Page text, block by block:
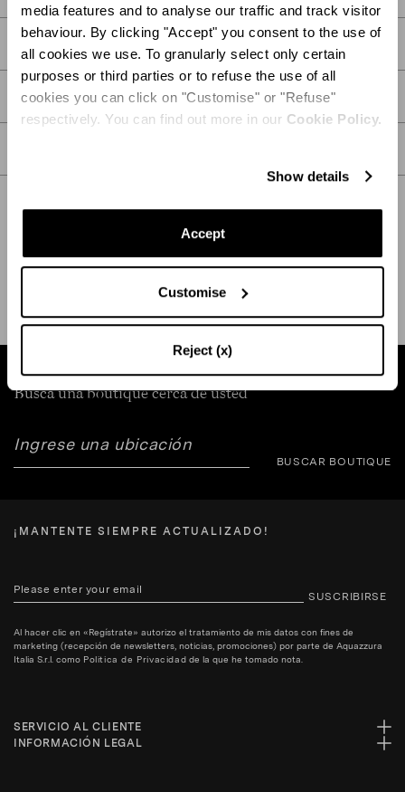
media features and to analyse our traffic and track visitor
behaviour. By clicking "Accept" you consent to the use of
all cookies we use. To granularly select only certain
purposes or third parties or to refuse the use of all
cookies you can click on "Customise" or "Refuse"
respectively. You can find out more in our Cookie Policy.
Show details
Accept
Customise
Reject (x)
DETALLES
ENVÍO Y DEVOLUCIÓN AYUDA
Busca una boutique cerca de usted
BUSCAR BOUTIQUE
¡MANTENTE SIEMPRE ACTUALIZADO!
SUSCRIBIRSE
Al hacer clic en «Regístrate» autorizo el tratamiento de mis datos con fines de
marketing (recepción de newsletters, noticias, promociones) por parte de Aquazzura
Italia S.r.l. como Politica de Privacidad de la que he tomado nota.
SERVICIO AL CLIENTE
INFORMACIÓN LEGAL